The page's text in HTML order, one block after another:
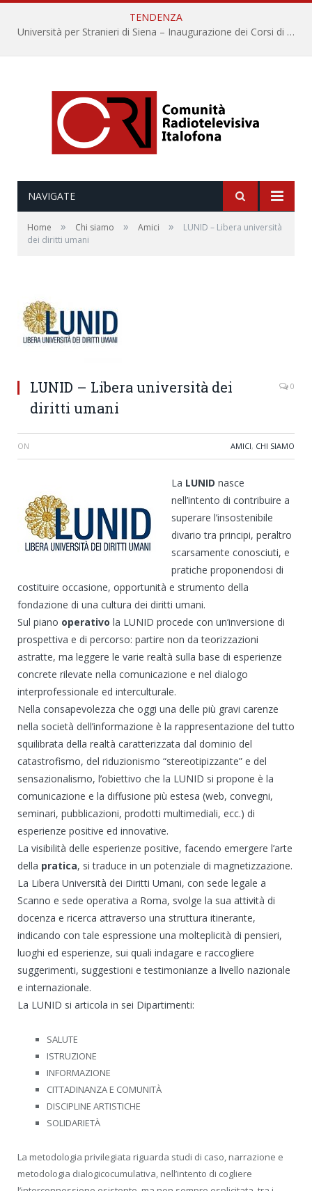
TENDENZA
Università per Stranieri di Siena – Inaugurazione dei Corsi di Lingua e Cultura Italiana, 109a annata
NAVIGATE
Home » Chi siamo » Amici »
LUNID – Libera università
dei diritti umani
LUNID – Libera università dei
diritti umani
0
ON AMICI, CHI SIAMO
La LUNID nasce
nell’intento di contribuire a
superare l’insostenibile
divario tra principi, peraltro
scarsamente conosciuti, e
pratiche proponendosi di
costituire occasione, opportunità e strumento della
fondazione di una cultura dei diritti umani.
Sul piano operativo la LUNID procede con un’inversione di
prospettiva e di percorso: partire non da teorizzazioni
astratte, ma leggere le varie realtà sulla base di esperienze
concrete rilevate nella comunicazione e nel dialogo
interprofessionale ed interculturale.
Nella consapevolezza che oggi una delle più gravi carenze
nella società dell’informazione è la rappresentazione del tutto
squilibrata della realtà caratterizzata dal dominio del
catastrofismo, del riduzionismo “stereotipizzante” e del
sensazionalismo, l’obiettivo che la LUNID si propone è la
comunicazione e la diffusione più estesa (web, convegni,
seminari, pubblicazioni, prodotti multimediali, ecc.) di
esperienze positive ed innovative.
La visibilità delle esperienze positive, facendo emergere l’arte
della pratica, si traduce in un potenziale di magnetizzazione.
La Libera Università dei Diritti Umani, con sede legale a
Scanno e sede operativa a Roma, svolge la sua attività di
docenza e ricerca attraverso una struttura itinerante,
indicando con tale espressione una molteplicità di pensieri,
luoghi ed esperienze, sui quali indagare e raccogliere
suggerimenti, suggestioni e testimonianze a livello nazionale
e internazionale.
La LUNID si articola in sei Dipartimenti:
SALUTE
ISTRUZIONE
INFORMAZIONE
CITTADINANZA E COMUNITÀ
DISCIPLINE ARTISTICHE
SOLIDARIETÀ
La metodologia privilegiata riguarda studi di caso, narrazione e
metodologia dialogicocumulativa, nell’intento di cogliere